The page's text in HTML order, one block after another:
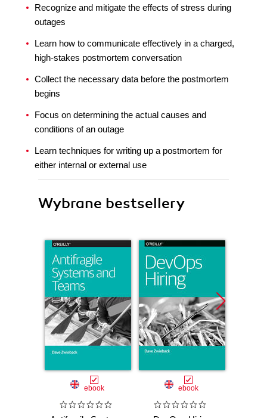
Recognize and mitigate the effects of stress during
outages
Learn how to communicate effectively in a charged,
high-stakes postmortem conversation
Collect the necessary data before the postmortem
begins
Focus on determining the actual causes and
conditions of an outage
Learn techniques for writing up a postmortem for
either internal or external use
Wybrane bestsellery
ebook ebook